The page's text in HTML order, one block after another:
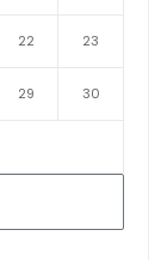
22 23
29 30